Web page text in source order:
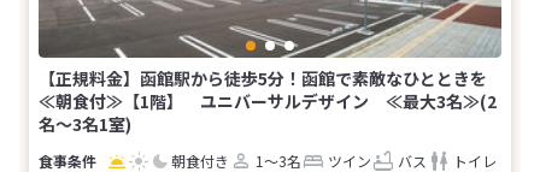
【正規料金】函館駅から徒歩5分！函館で素敵なひとときを
≪朝食付≫【1階】 ユニバーサルデザイン ≪最大3名≫(2
名～3名1室)
朝食付き 1～3名 ツイン バス
トイレ